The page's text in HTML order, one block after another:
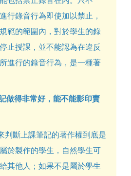
行錄音行為即使加以禁止，
範的範圍內，對於學生的錄
止授課，並不能認為在違反
進行的錄音行為，是一種著
做得非常好，能不能影印賣
判斷上課筆記的著作權到底是
於製作的學生，自然學生可
其他人；如果不是屬於學生